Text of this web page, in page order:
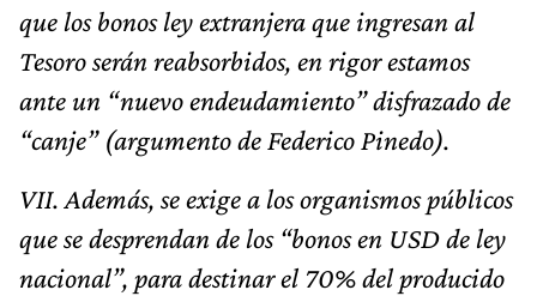
que los bonos ley extranjera que ingresan al
Tesoro serán reabsorbidos, en rigor estamos
ante un “nuevo endeudamiento” disfrazado de
“canje” (argumento de Federico Pinedo).
VII. Además, se exige a los organismos públicos
que se desprendan de los “bonos en USD de ley
nacional”, para destinar el 70% del producido